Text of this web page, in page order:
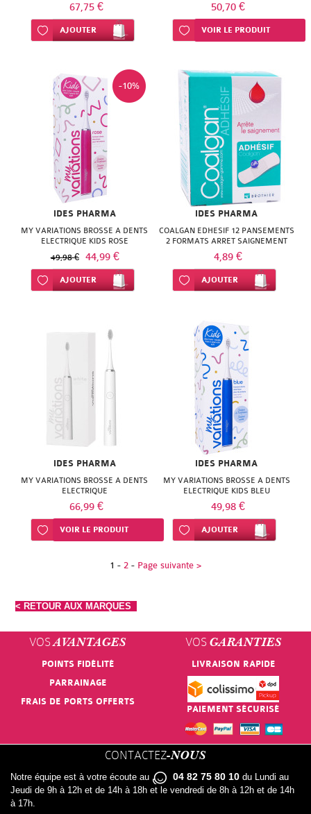
67,75 €
Ajouter à ma liste d’envie
AJOUTER
50,70 €
Ajouter à ma liste d’envie
VOIR LE PRODUIT
-10%
IDES PHARMA
MY VARIATIONS BROSSE A DENTS
ELECTRIQUE KIDS ROSE
49,98 € 44,99 €
Ajouter à ma liste d’envie
AJOUTER
IDES PHARMA
COALGAN EDHESIF 12 PANSEMENTS
2 FORMATS ARRET SAIGNEMENT
4,89 €
Ajouter à ma liste d’envie
AJOUTER
IDES PHARMA
MY VARIATIONS BROSSE A DENTS
ELECTRIQUE
66,99 €
Ajouter à ma liste d’envie
VOIR LE PRODUIT
IDES PHARMA
MY VARIATIONS BROSSE A DENTS
ELECTRIQUE KIDS BLEU
49,98 €
Ajouter à ma liste d’envie
AJOUTER
1 - 2 - Page suivante >
< RETOUR AUX MARQUES
VOS AVANTAGES
POINTS FIDÉLITÉ
PARRAINAGE
FRAIS DE PORTS OFFERTS
VOS GARANTIES
LIVRAISON RAPIDE
PAIEMENT SÉCURISÉ
CONTACTEZ -NOUS
Notre équipe est à votre écoute au 04 82 75 80 10 du Lundi au
Jeudi de 9h à 12h et de 14h à 18h et le vendredi de 8h à 12h et de 14h
à 17h.